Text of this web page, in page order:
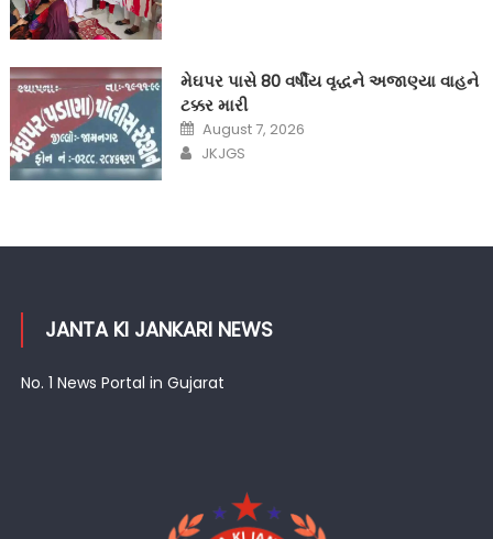
મેઘપર પાસે 80 વર્ષીય વૃદ્ધને અજાણ્યા વાહને
ટક્કર મારી
Posted
on
August 7, 2026
Author
JKJGS
JANTA KI JANKARI NEWS
No. 1 News Portal in Gujarat